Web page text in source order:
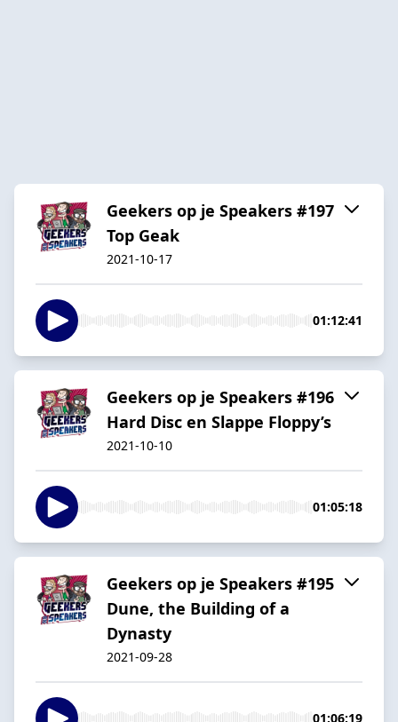
Geekers op je Speakers #197
Top Geak
2021-10-17
01:12:41
Geekers op je Speakers #196
Hard Disc en Slappe Floppy’s
2021-10-10
01:05:18
Geekers op je Speakers #195
Dune, the Building of a
Dynasty
2021-09-28
01:06:19